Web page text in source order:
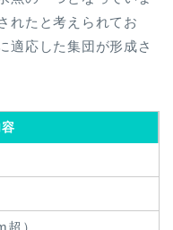
れたと考えられてお
適応した集団が形成さ